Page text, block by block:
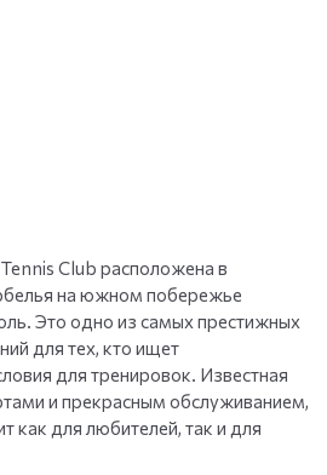
Club расположена в
на южном побережье
Это одно из самых престижных
для тех, кто ищет
для тренировок. Известная
и прекрасным обслуживанием,
как для любителей, так и для